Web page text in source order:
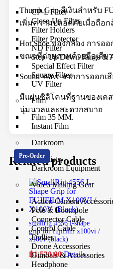
CP-L Filter
Close-Up Filter
Filter Holders
Filter Protector
ND Filter
Step-Up/Down Rings &
Special Effect Filter
Square Filter
UV Filter
Film
Film 35 MM.
Instant Film
Darkroom
Chemistry
Darkroom Equipment
Video Making Gear
Action Camera
Pole & Boompole
Connector Cable
Control Cable
Dollies
Drone Accessories
Gimbals & Accessories
Headphone
Thumb Grip สีเงินสำหรับ
เพิ่มความปลอดภัยเมื่อถือก
Hot Shoe ของกล้อง การ
ขณะที่ถ่ายภาพด้วยมือเดีย
Sound Wave จากการออก
มีแผ่นซิลิโคนที่ฐานของเค
นุ่มนวลและสะดวกสบาย
Related products
smallrig 4556 l-shape
grip for fujifilm x100vi /
x100v (black)
฿1,520.00 Details
Pre-Order